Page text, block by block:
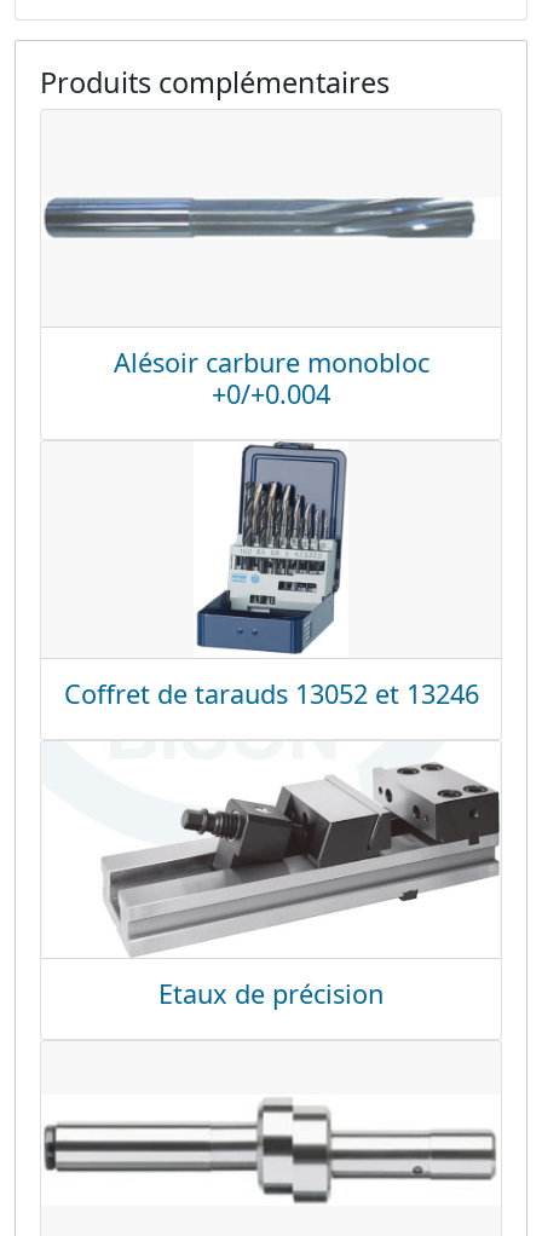
Produits complémentaires
Alésoir carbure monobloc
+0/+0.004
Coffret de tarauds 13052 et 13246
Etaux de précision